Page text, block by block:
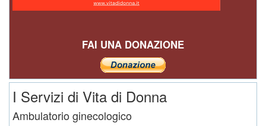
FAI UNA DONAZIONE
I Servizi di Vita di Donna
Ambulatorio ginecologico